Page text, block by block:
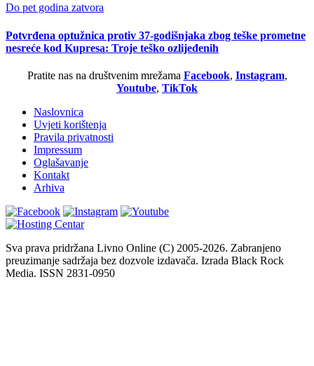
Do pet godina zatvora
Potvrđena optužnica protiv 37-godišnjaka zbog teške prometne
nesreće kod Kupresa: Troje teško ozlijeđenih
Pratite nas na društvenim mrežama Facebook, Instagram,
Youtube, TikTok
Naslovnica
Uvjeti korištenja
Pravila privatnosti
Impressum
Oglašavanje
Kontakt
Arhiva
Sva prava pridržana Livno Online (C) 2005-2026. Zabranjeno
preuzimanje sadržaja bez dozvole izdavača. Izrada Black Rock
Media. ISSN 2831-0950